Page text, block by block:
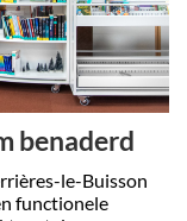
benaderd
le-Buisson
functionele